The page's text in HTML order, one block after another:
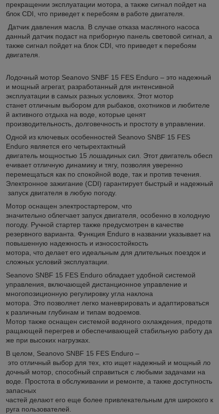
прекращении эксплуатации мотора, а также сигнал пойдет на
блок CDI, что приведет к перебоям в работе двигателя.
Датчик давления масла. В случае отказа масляного насоса
данный датчик подаст на приборную панель световой сигнал, а
также сигнал пойдет на блок CDI, что приведет к перебоям
двигателя.
Лодочный мотор Seanovo SNBF 15 FES Enduro – это надежный
и мощный агрегат, разработанный для интенсивной
эксплуатации в самых разных условиях. Этот мотор
станет отличным выбором для рыбаков, охотников и любителе
й активного отдыха на воде, которые ценят
производительность, долговечность и простоту в управлении.
Одной из ключевых особенностей Seanovo SNBF 15 FES
Enduro является его четырехтактный
двигатель мощностью 15 лошадиных сил. Этот двигатель обесп
ечивает отличную динамику и тягу, позволяя уверенно
перемещаться как по спокойной воде, так и против течения.
Электронное зажигание (CDI) гарантирует быстрый и надежный
запуск двигателя в любую погоду.
Мотор оснащен электростартером, что
значительно облегчает запуск двигателя, особенно в холодную
погоду. Ручной стартер также предусмотрен в качестве
резервного варианта. Функция Enduro в названии указывает на
повышенную надежность и износостойкость
мотора, что делает его идеальным для длительных поездок и
сложных условий эксплуатации.
Seanovo SNBF 15 FES Enduro обладает удобной системой
управления, включающей дистанционное управление и
многопозиционную регулировку угла наклона
мотора. Это позволяет легко маневрировать и адаптироваться
к различным глубинам и типам водоемов.
Мотор также оснащен системой водяного охлаждения, предотв
ращающей перегрев и обеспечивающей стабильную работу да
же при высоких нагрузках.
В целом, Seanovo SNBF 15 FES Enduro –
это отличный выбор для тех, кто ищет надежный и мощный ло
дочный мотор, способный справиться с любыми задачами на
воде. Простота в обслуживании и ремонте, а также доступность
запасных
частей делают его еще более привлекательным для широкого к
руга пользователей.